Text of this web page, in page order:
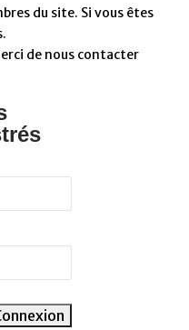
du site. Si vous êtes
de nous contacter